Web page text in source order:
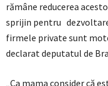
rămâne reducerea
sprijin pentru
firmele private sunt
declarat deputatul de
„Ca mama consider că